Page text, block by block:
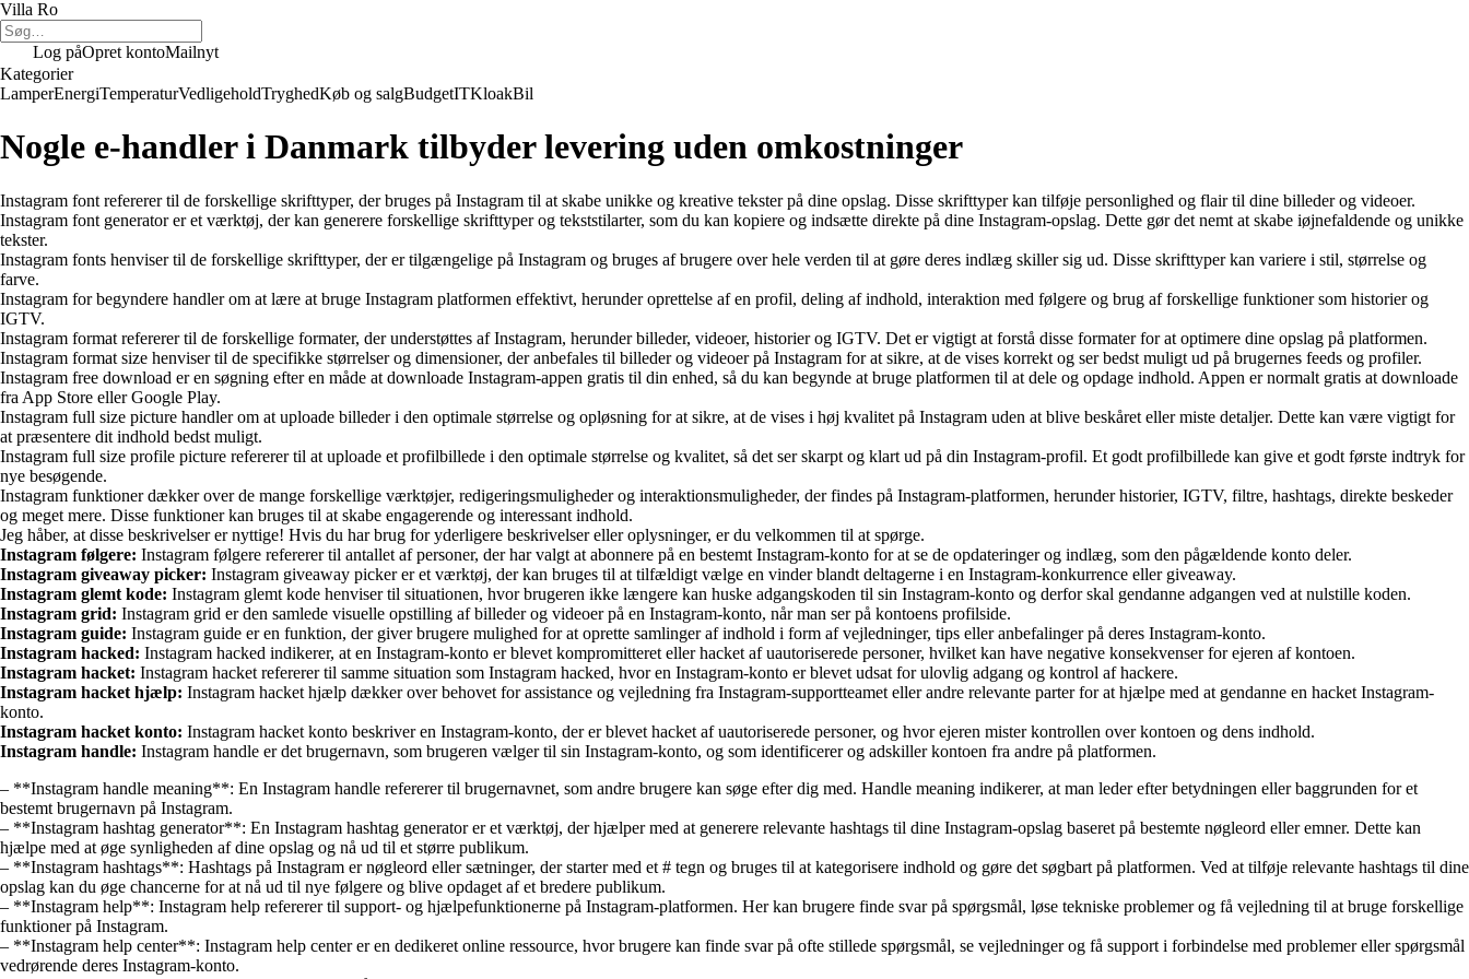
Villa Ro
Log påOpret kontoMailnyt
Kategorier
LamperEnergiTemperaturVedligeholdTryghedKøb og salgBudgetITKloakBil
Nogle e-handler i Danmark tilbyder levering uden omkostninger
Instagram font refererer til de forskellige skrifttyper, der bruges på Instagram til at skabe unikke og kreative tekster på dine opslag. Disse skrifttyper kan tilføje personlighed og flair til dine billeder og videoer.
Instagram font generator er et værktøj, der kan generere forskellige skrifttyper og tekststilarter, som du kan kopiere og indsætte direkte på dine Instagram-opslag. Dette gør det nemt at skabe iøjnefaldende og unikke
tekster.
Instagram fonts henviser til de forskellige skrifttyper, der er tilgængelige på Instagram og bruges af brugere over hele verden til at gøre deres indlæg skiller sig ud. Disse skrifttyper kan variere i stil, størrelse og
farve.
Instagram for begyndere handler om at lære at bruge Instagram platformen effektivt, herunder oprettelse af en profil, deling af indhold, interaktion med følgere og brug af forskellige funktioner som historier og
IGTV.
Instagram format refererer til de forskellige formater, der understøttes af Instagram, herunder billeder, videoer, historier og IGTV. Det er vigtigt at forstå disse formater for at optimere dine opslag på platformen.
Instagram format size henviser til de specifikke størrelser og dimensioner, der anbefales til billeder og videoer på Instagram for at sikre, at de vises korrekt og ser bedst muligt ud på brugernes feeds og profiler.
Instagram free download er en søgning efter en måde at downloade Instagram-appen gratis til din enhed, så du kan begynde at bruge platformen til at dele og opdage indhold. Appen er normalt gratis at downloade
fra App Store eller Google Play.
Instagram full size picture handler om at uploade billeder i den optimale størrelse og opløsning for at sikre, at de vises i høj kvalitet på Instagram uden at blive beskåret eller miste detaljer. Dette kan være vigtigt for
at præsentere dit indhold bedst muligt.
Instagram full size profile picture refererer til at uploade et profilbillede i den optimale størrelse og kvalitet, så det ser skarpt og klart ud på din Instagram-profil. Et godt profilbillede kan give et godt første indtryk for
nye besøgende.
Instagram funktioner dækker over de mange forskellige værktøjer, redigeringsmuligheder og interaktionsmuligheder, der findes på Instagram-platformen, herunder historier, IGTV, filtre, hashtags, direkte beskeder
og meget mere. Disse funktioner kan bruges til at skabe engagerende og interessant indhold.
Jeg håber, at disse beskrivelser er nyttige! Hvis du har brug for yderligere beskrivelser eller oplysninger, er du velkommen til at spørge.
Instagram følgere: Instagram følgere refererer til antallet af personer, der har valgt at abonnere på en bestemt Instagram-konto for at se de opdateringer og indlæg, som den pågældende konto deler.
Instagram giveaway picker: Instagram giveaway picker er et værktøj, der kan bruges til at tilfældigt vælge en vinder blandt deltagerne i en Instagram-konkurrence eller giveaway.
Instagram glemt kode: Instagram glemt kode henviser til situationen, hvor brugeren ikke længere kan huske adgangskoden til sin Instagram-konto og derfor skal gendanne adgangen ved at nulstille koden.
Instagram grid: Instagram grid er den samlede visuelle opstilling af billeder og videoer på en Instagram-konto, når man ser på kontoens profilside.
Instagram guide: Instagram guide er en funktion, der giver brugere mulighed for at oprette samlinger af indhold i form af vejledninger, tips eller anbefalinger på deres Instagram-konto.
Instagram hacked: Instagram hacked indikerer, at en Instagram-konto er blevet kompromitteret eller hacket af uautoriserede personer, hvilket kan have negative konsekvenser for ejeren af kontoen.
Instagram hacket: Instagram hacket refererer til samme situation som Instagram hacked, hvor en Instagram-konto er blevet udsat for ulovlig adgang og kontrol af hackere.
Instagram hacket hjælp: Instagram hacket hjælp dækker over behovet for assistance og vejledning fra Instagram-supportteamet eller andre relevante parter for at hjælpe med at gendanne en hacket Instagram-
konto.
Instagram hacket konto: Instagram hacket konto beskriver en Instagram-konto, der er blevet hacket af uautoriserede personer, og hvor ejeren mister kontrollen over kontoen og dens indhold.
Instagram handle: Instagram handle er det brugernavn, som brugeren vælger til sin Instagram-konto, og som identificerer og adskiller kontoen fra andre på platformen.
– **Instagram handle meaning**: En Instagram handle refererer til brugernavnet, som andre brugere kan søge efter dig med. Handle meaning indikerer, at man leder efter betydningen eller baggrunden for et
bestemt brugernavn på Instagram.
– **Instagram hashtag generator**: En Instagram hashtag generator er et værktøj, der hjælper med at generere relevante hashtags til dine Instagram-opslag baseret på bestemte nøgleord eller emner. Dette kan
hjælpe med at øge synligheden af dine opslag og nå ud til et større publikum.
– **Instagram hashtags**: Hashtags på Instagram er nøgleord eller sætninger, der starter med et # tegn og bruges til at kategorisere indhold og gøre det søgbart på platformen. Ved at tilføje relevante hashtags til dine
opslag kan du øge chancerne for at nå ud til nye følgere og blive opdaget af et bredere publikum.
– **Instagram help**: Instagram help refererer til support- og hjælpefunktionerne på Instagram-platformen. Her kan brugere finde svar på spørgsmål, løse tekniske problemer og få vejledning til at bruge forskellige
funktioner på Instagram.
– **Instagram help center**: Instagram help center er en dedikeret online ressource, hvor brugere kan finde svar på ofte stillede spørgsmål, se vejledninger og få support i forbindelse med problemer eller spørgsmål
vedrørende deres Instagram-konto.